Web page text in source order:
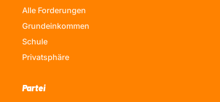
Alle Forderungen
Grundeinkommen
Schule
Privatsphäre
Partei